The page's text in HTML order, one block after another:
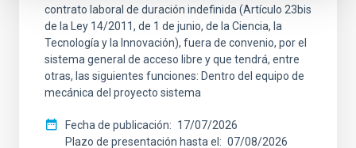
contrato laboral de duración indefinida (Artículo 23bis
de la Ley 14/2011, de 1 de junio, de la Ciencia, la
Tecnología y la Innovación), fuera de convenio, por el
sistema general de acceso libre y que tendrá, entre
otras, las siguientes funciones: Dentro del equipo de
mecánica del proyecto sistema
Fecha de publicación
17/07/2026
Plazo de presentación hasta el
07/08/2026